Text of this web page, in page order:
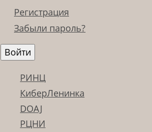
Регистрация
Забыли пароль?
РИНЦ
КиберЛенинка
DOAJ
РЦНИ